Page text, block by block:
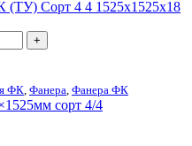
+
ФК Фанера Фанера ФК
сорт 4/4